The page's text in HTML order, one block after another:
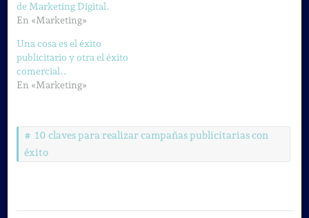
de Marketing Digital.
En «Marketing»
Una cosa es el éxito
publicitario y otra el éxito
comercial..
En «Marketing»
10 claves para realizar campañas publicitarias con
éxito